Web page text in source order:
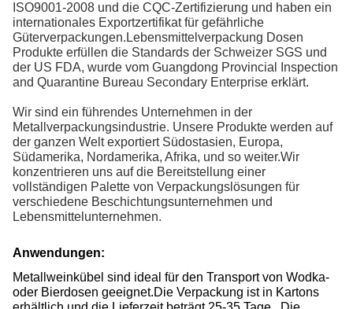
ISO9001-2008 und die CQC-Zertifizierung und haben ein
internationales Exportzertifikat für gefährliche
Güterverpackungen.Lebensmittelverpackung Dosen
Produkte erfüllen die Standards der Schweizer SGS und
der US FDA, wurde vom Guangdong Provincial Inspection
and Quarantine Bureau Secondary Enterprise erklärt.
Wir sind ein führendes Unternehmen in der
Metallverpackungsindustrie. Unsere Produkte werden auf
der ganzen Welt exportiert Südostasien, Europa,
Südamerika, Nordamerika, Afrika, und so weiter.Wir
konzentrieren uns auf die Bereitstellung einer
vollständigen Palette von Verpackungslösungen für
verschiedene Beschichtungsunternehmen und
Lebensmittelunternehmen.
Anwendungen:
Metallweinkübel sind ideal für den Transport von Wodka-
oder Bierdosen geeignet.Die Verpackung ist in Kartons